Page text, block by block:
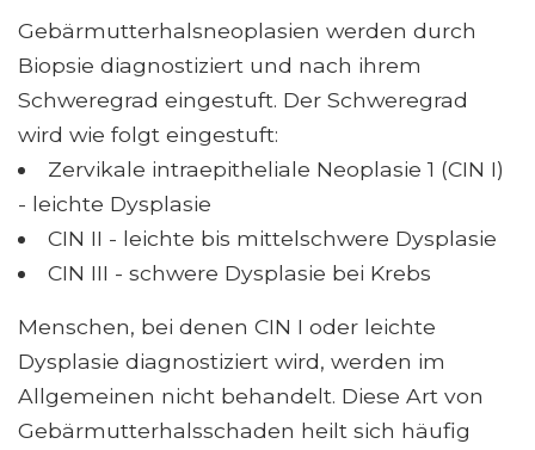
Gebärmutterhalsneoplasien werden durch
Biopsie diagnostiziert und nach ihrem
Schweregrad eingestuft. Der Schweregrad
wird wie folgt eingestuft:
Zervikale intraepitheliale Neoplasie 1 (CIN I)
- leichte Dysplasie
CIN II - leichte bis mittelschwere Dysplasie
CIN III - schwere Dysplasie bei Krebs
Menschen, bei denen CIN I oder leichte
Dysplasie diagnostiziert wird, werden im
Allgemeinen nicht behandelt. Diese Art von
Gebärmutterhalsschaden heilt sich häufig